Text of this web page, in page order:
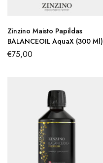
Zinzino Maisto Papildas
BALANCEOIL AquaX (300 Ml)
€75,00